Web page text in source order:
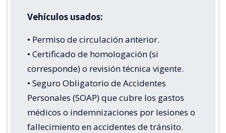
Vehículos usados:
• Permiso de circulación anterior.
• Certificado de homologación (si
corresponde) o revisión técnica vigente.
• Seguro Obligatorio de Accidentes
Personales (SOAP) que cubre los gastos
médicos o indemnizaciones por lesiones o
fallecimiento en accidentes de tránsito.